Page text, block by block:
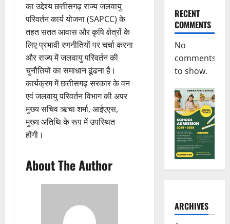
का उद्देश्य छत्तीसगढ़ राज्य जलवायु
परिवर्तन कार्य योजना (SAPCC) के
तहत सतत आवास और कृषि क्षेत्रों के
लिए प्रभावी रणनीतियों पर चर्चा करना
और राज्य में जलवायु परिवर्तन की
चुनौतियों का समाधान ढूंढना है।
कार्यक्रम में छत्तीसगढ़ सरकार के वन
एवं जलवायु परिवर्तन विभाग की अपर
मुख्य सचिव ऋचा शर्मा, आईएएस,
मुख्य अतिथि के रूप में उपस्थित
होंगी।
About The Author
RECENT
COMMENTS
No
comments
to show.
ARCHIVES